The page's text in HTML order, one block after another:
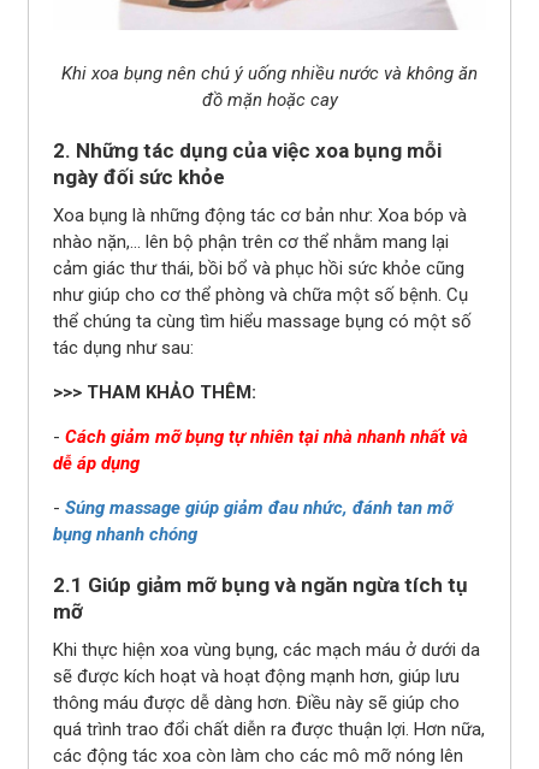
Khi xoa bụng nên chú ý uống nhiều nước và không ăn
đồ mặn hoặc cay
2. Những tác dụng của việc xoa bụng mỗi
ngày đối sức khỏe
Xoa bụng là những động tác cơ bản như: Xoa bóp và
nhào nặn,... lên bộ phận trên cơ thể nhằm mang lại
cảm giác thư thái, bồi bổ và phục hồi sức khỏe cũng
như giúp cho cơ thể phòng và chữa một số bệnh. Cụ
thể chúng ta cùng tìm hiểu massage bụng có một số
tác dụng như sau:
>>> THAM KHẢO THÊM:
- Cách giảm mỡ bụng tự nhiên tại nhà nhanh nhất và
dễ áp dụng
- Súng massage giúp giảm đau nhức, đánh tan mỡ
bụng nhanh chóng
2.1 Giúp giảm mỡ bụng và ngăn ngừa tích tụ
mỡ
Khi thực hiện xoa vùng bụng, các mạch máu ở dưới da
sẽ được kích hoạt và hoạt động mạnh hơn, giúp lưu
thông máu được dễ dàng hơn. Điều này sẽ giúp cho
quá trình trao đổi chất diễn ra được thuận lợi. Hơn nữa,
các động tác xoa còn làm cho các mô mỡ nóng lên